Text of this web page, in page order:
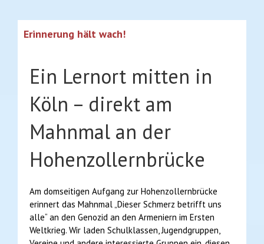
Erinnerung hält wach!
Ein Lernort mitten in
Köln – direkt am
Mahnmal an der
Hohenzollernbrücke
Am domseitigen Aufgang zur Hohenzollernbrücke
erinnert das Mahnmal „Dieser Schmerz betrifft uns
alle“ an den Genozid an den Armeniern im Ersten
Weltkrieg. Wir laden Schulklassen, Jugendgruppen,